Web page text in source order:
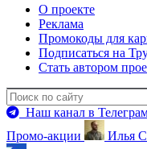
О проекте
Реклама
Промокоды для
Подписаться на
Стать автором
Наш канал в
Промо-акции
Илья